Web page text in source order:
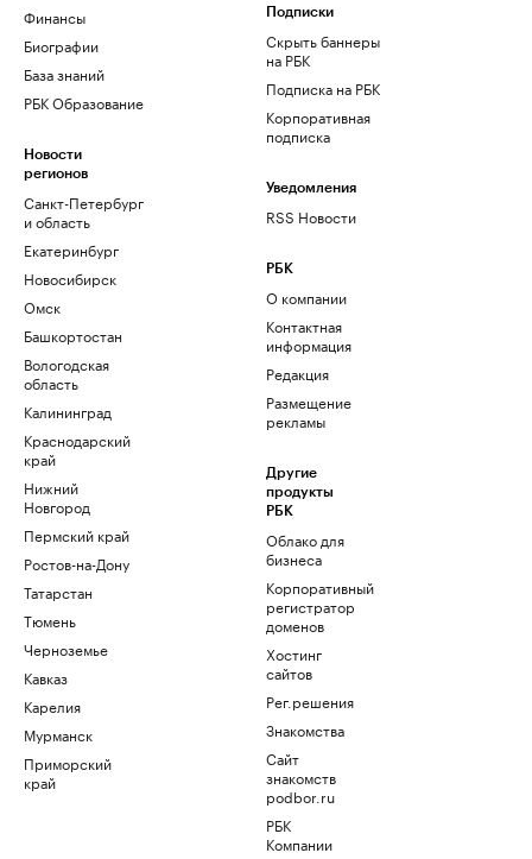
Финансы
Биографии
База знаний
РБК Образование
Новости
регионов
Санкт-Петербург
и область
Екатеринбург
Новосибирск
Омск
Башкортостан
Вологодская
область
Калининград
Краснодарский
край
Нижний
Новгород
Пермский край
Ростов-на-Дону
Татарстан
Тюмень
Черноземье
Кавказ
Карелия
Мурманск
Приморский
край
Подписки
Скрыть баннеры
на РБК
Подписка на РБК
Корпоративная
подписка
Уведомления
RSS Новости
РБК
О компании
Контактная
информация
Редакция
Размещение
рекламы
Другие
продукты
РБК
Облако для
бизнеса
Корпоративный
регистратор
доменов
Хостинг
сайтов
Рег.решения
Знакомства
Сайт
знакомств
podbor.ru
РБК
Компании